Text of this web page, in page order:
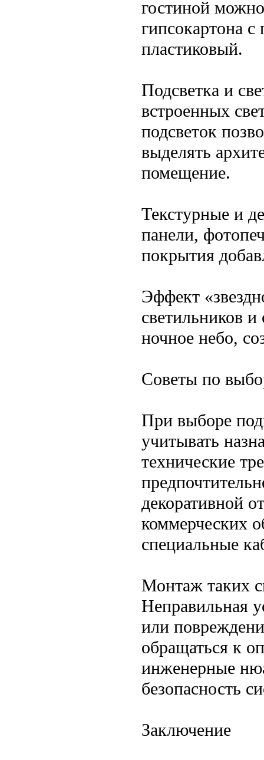
гостиной
гипсокартона
пластиковый.
Подсветка и
встроенных
подсветок
выделять
помещение.
Текстурные и
панели,
покрытия
Эффект
светильников
ночное небо,
Советы по
При выборе
учитывать
технические
декоративной
коммерческих
специальные
Монтаж таких
Неправильная
или
обращаться к
инженерные
безопасность
Заключение